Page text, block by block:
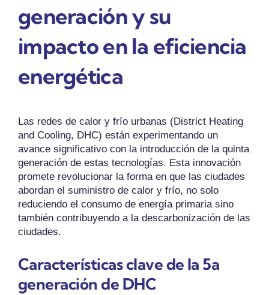
generación y su
impacto en la eficiencia
energética
Las redes de calor y frío urbanas (District Heating
and Cooling, DHC) están experimentando un
avance significativo con la introducción de la quinta
generación de estas tecnologías. Esta innovación
promete revolucionar la forma en que las ciudades
abordan el suministro de calor y frío, no solo
reduciendo el consumo de energía primaria sino
también contribuyendo a la descarbonización de las
ciudades.
Características clave de la 5a
generación de DHC